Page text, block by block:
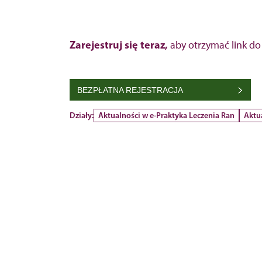
Zarejestruj się teraz, aby otrzymać link
BEZPŁATNA REJESTRACJA
Działy: Aktualności w e-Praktyka Leczenia Ran